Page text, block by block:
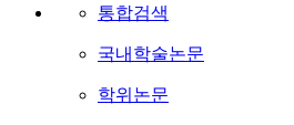
통합검색
국내학술논문
학위논문